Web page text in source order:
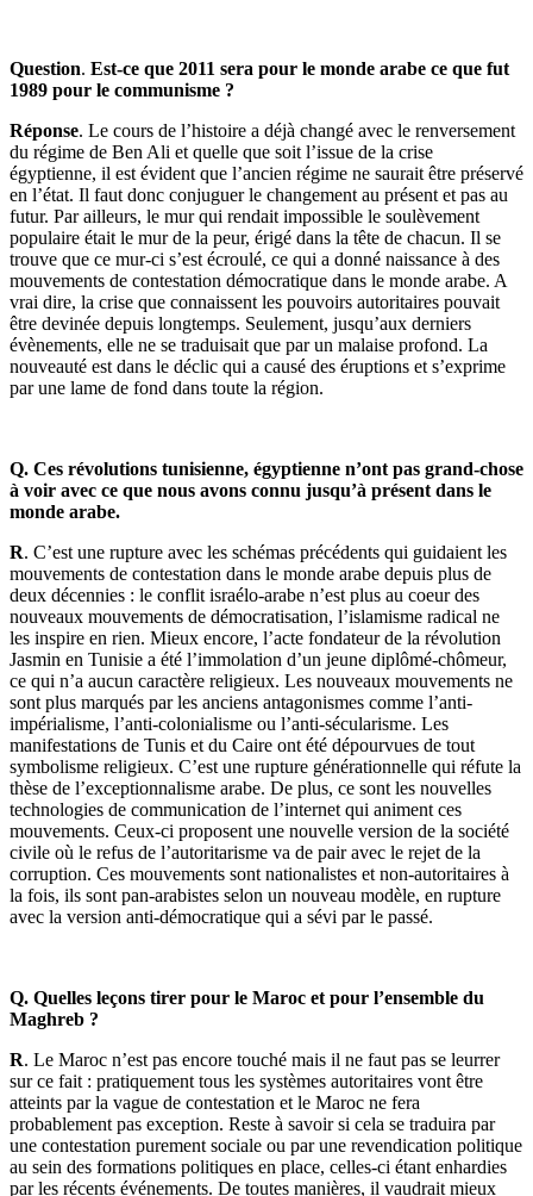
Question. Est-ce que 2011 sera pour le monde arabe ce que fut
1989 pour le communisme ?
Réponse. Le cours de l’histoire a déjà changé avec le renversement
du régime de Ben Ali et quelle que soit l’issue de la crise
égyptienne, il est évident que l’ancien régime ne saurait être préservé
en l’état. Il faut donc conjuguer le changement au présent et pas au
futur. Par ailleurs, le mur qui rendait impossible le soulèvement
populaire était le mur de la peur, érigé dans la tête de chacun. Il se
trouve que ce mur-ci s’est écroulé, ce qui a donné naissance à des
mouvements de contestation démocratique dans le monde arabe. A
vrai dire, la crise que connaissent les pouvoirs autoritaires pouvait
être devinée depuis longtemps. Seulement, jusqu’aux derniers
évènements, elle ne se traduisait que par un malaise profond. La
nouveauté est dans le déclic qui a causé des éruptions et s’exprime
par une lame de fond dans toute la région.
Q. Ces révolutions tunisienne, égyptienne n’ont pas grand-chose
à voir avec ce que nous avons connu jusqu’à présent dans le
monde arabe.
R. C’est une rupture avec les schémas précédents qui guidaient les
mouvements de contestation dans le monde arabe depuis plus de
deux décennies : le conflit israélo-arabe n’est plus au coeur des
nouveaux mouvements de démocratisation, l’islamisme radical ne
les inspire en rien. Mieux encore, l’acte fondateur de la révolution
Jasmin en Tunisie a été l’immolation d’un jeune diplômé-chômeur,
ce qui n’a aucun caractère religieux. Les nouveaux mouvements ne
sont plus marqués par les anciens antagonismes comme l’anti-
impérialisme, l’anti-colonialisme ou l’anti-sécularisme. Les
manifestations de Tunis et du Caire ont été dépourvues de tout
symbolisme religieux. C’est une rupture générationnelle qui réfute la
thèse de l’exceptionnalisme arabe. De plus, ce sont les nouvelles
technologies de communication de l’internet qui animent ces
mouvements. Ceux-ci proposent une nouvelle version de la société
civile où le refus de l’autoritarisme va de pair avec le rejet de la
corruption. Ces mouvements sont nationalistes et non-autoritaires à
la fois, ils sont pan-arabistes selon un nouveau modèle, en rupture
avec la version anti-démocratique qui a sévi par le passé.
Q. Quelles leçons tirer pour le Maroc et pour l’ensemble du
Maghreb ?
R. Le Maroc n’est pas encore touché mais il ne faut pas se leurrer
sur ce fait : pratiquement tous les systèmes autoritaires vont être
atteints par la vague de contestation et le Maroc ne fera
probablement pas exception. Reste à savoir si cela se traduira par
une contestation purement sociale ou par une revendication politique
au sein des formations politiques en place, celles-ci étant enhardies
par les récents événements. De toutes manières, il vaudrait mieux